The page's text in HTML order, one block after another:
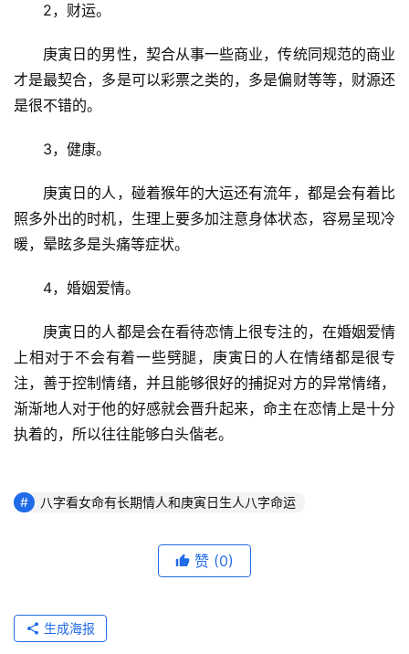
2，财运。
庚寅日的男性，契合从事一些商业，传统同规范的商业
才是最契合，多是可以彩票之类的，多是偏财等等，财源还
是很不错的。
3，健康。
庚寅日的人，碰着猴年的大运还有流年，都是会有着比
照多外出的时机，生理上要多加注意身体状态，容易呈现冷
暖，晕眩多是头痛等症状。
4，婚姻爱情。
庚寅日的人都是会在看待恋情上很专注的，在婚姻爱情
上相对于不会有着一些劈腿，庚寅日的人在情绪都是很专
注，善于控制情绪，并且能够很好的捕捉对方的异常情绪，
渐渐地人对于他的好感就会晋升起来，命主在恋情上是十分
执着的，所以往往能够白头偕老。
八字看女命有长期情人和庚寅日生人八字命运
赞 (0)
生成海报